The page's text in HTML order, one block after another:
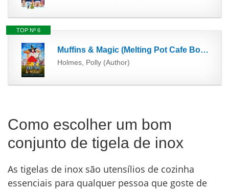
TOP Nº 6
Muffins & Magic (Melting Pot Cafe Book 3) (English Edition)
Holmes, Polly (Author)
Como escolher um bom
conjunto de tigela de inox
As tigelas de inox são utensílios de cozinha
essenciais para qualquer pessoa que goste de